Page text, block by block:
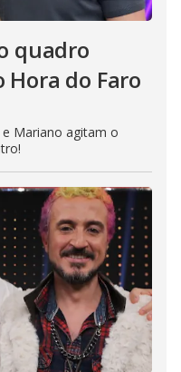
quadro
do Faro
Mariano agitam o